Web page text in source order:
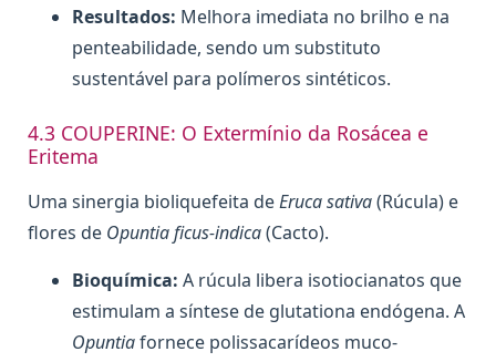
Resultados: Melhora imediata no brilho e na
penteabilidade, sendo um substituto
sustentável para polímeros sintéticos.
4.3 COUPERINE: O Extermínio da Rosácea e
Eritema
Uma sinergia bioliquefeita deEruca sativa(Rúcula) e
flores de Opuntia ficus-indica(Cacto).
Bioquímica: A rúcula libera isotiocianatos que
estimulam a síntese de glutationa endógena. A
Opuntiafornece polissacarídeos muco-